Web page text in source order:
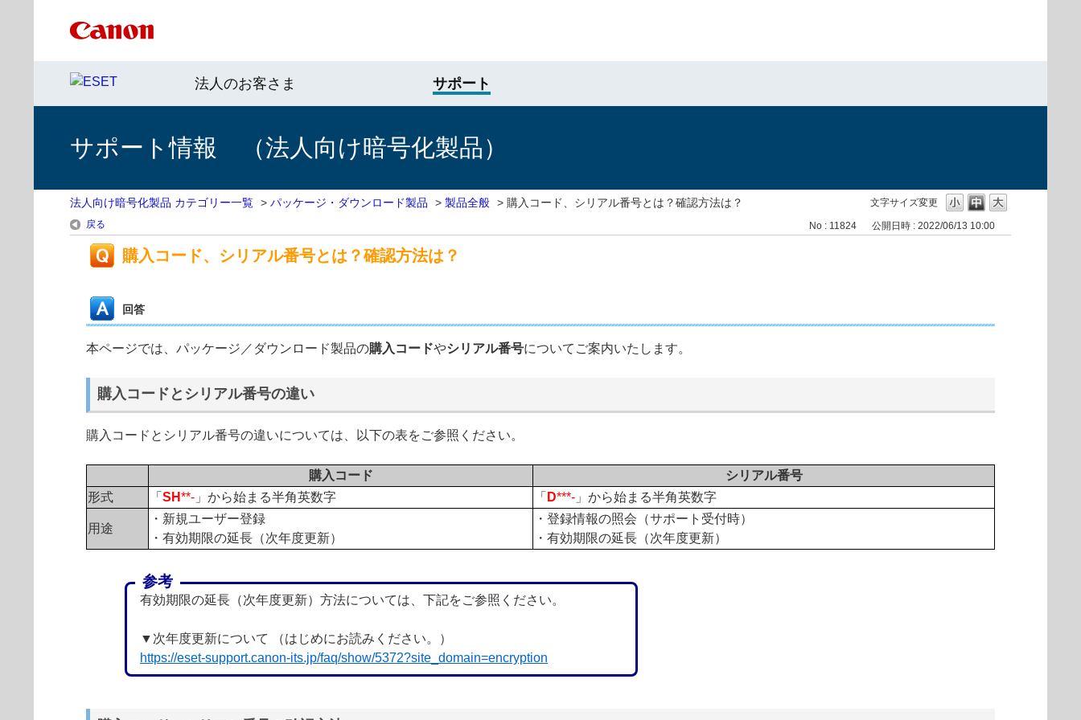
法人のお客さま サポート
サポート情報 （法人向け暗号化製品）
文字サイズ変更
法人向け暗号化製品 カテゴリー一覧 > パッケージ・ダウンロード製品 > 製品全般 > 購入コード、シリアル番号とは？確認方法は？
戻る No : 11824 公開日時 : 2022/06/13 10:00
購入コード、シリアル番号とは？確認方法は？
回答
本ページでは、パッケージ／ダウンロード製品の購入コードやシリアル番号についてご案内いたします。
購入コードとシリアル番号の違い
購入コードとシリアル番号の違いについては、以下の表をご参照ください。
購入コード
シリアル番号
形式
「 SH**- 」から始まる半角英数字 「 D***- 」から始まる半角英数字
用途
・新規ユーザー登録
・有効期限の延長（次年度更新）
・登録情報の照会（サポート受付時）
・有効期限の延長（次年度更新）
参考
有効期限の延長（次年度更新）方法については、下記をご参照ください。
▼次年度更新について （はじめにお読みください。）
https://eset-support.canon-its.jp/faq/show/5372?site_domain=encryption